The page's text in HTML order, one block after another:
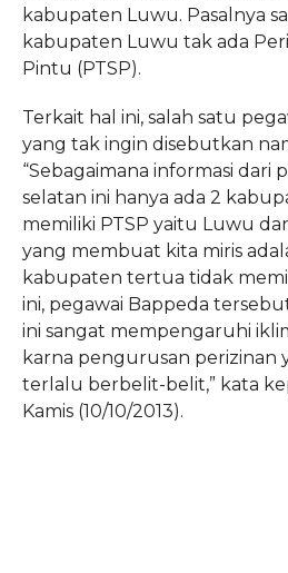
kabupaten Luwu. Pasalnya
kabupaten Luwu tak ada
Pintu (PTSP).
Terkait hal ini, salah satu
yang tak ingin disebutkan
“Sebagaimana informasi dari
selatan ini hanya ada 2
memiliki PTSP yaitu Luwu
yang membuat kita miris
kabupaten tertua tidak
ini, pegawai Bappeda
ini sangat mempengaruhi
karna pengurusan perizinan
terlalu berbelit-belit,” kata
Kamis (10/10/2013).